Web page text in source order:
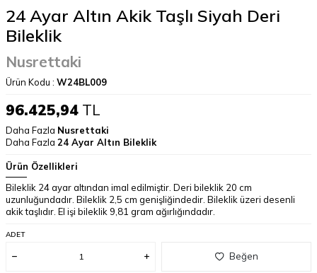
24 Ayar Altın Akik Taşlı Siyah Deri
Bileklik
Nusrettaki
Ürün Kodu : W24BL009
96.425,94 TL
Daha Fazla Nusrettaki
Daha Fazla 24 Ayar Altın Bileklik
Ürün Özellikleri
Bileklik 24 ayar altından imal edilmiştir. Deri bileklik 20 cm
uzunluğundadır. Bileklik 2,5 cm genişliğindedir. Bileklik üzeri desenli
akik taşlıdır. El işi bileklik 9,81 gram ağırlığındadır.
ADET
Beğen